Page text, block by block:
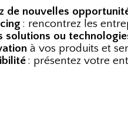
de nouvelles
: rencontrez les
solutions ou
à vos produits et
: présentez votre